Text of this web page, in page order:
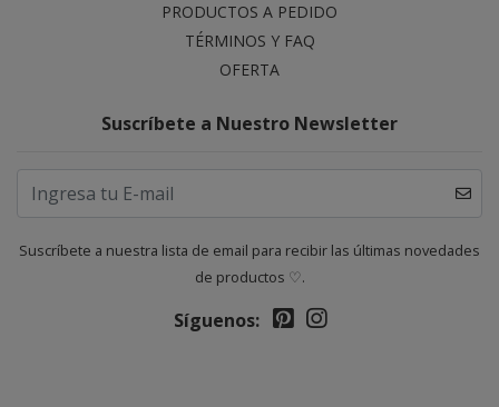
PRODUCTOS A PEDIDO
TÉRMINOS Y FAQ
OFERTA
Suscríbete a Nuestro Newsletter
Suscríbete a nuestra lista de email para recibir las últimas novedades
de productos ♡.
Síguenos: